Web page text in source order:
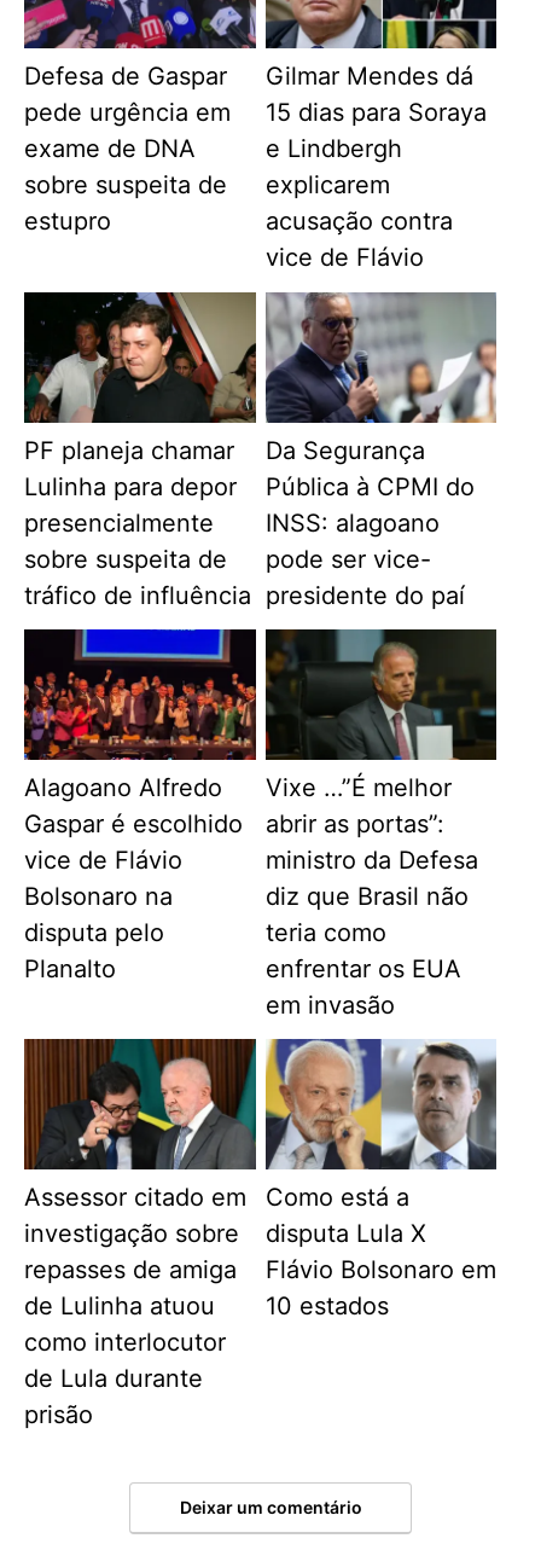
Defesa de Gaspar
pede urgência em
exame de DNA
sobre suspeita de
estupro
Gilmar Mendes dá
15 dias para Soraya
e Lindbergh
explicarem
acusação contra
vice de Flávio
PF planeja chamar
Lulinha para depor
presencialmente
sobre suspeita de
tráfico de influência
Da Segurança
Pública à CPMI do
INSS: alagoano
pode ser vice-
presidente do paí
Alagoano Alfredo
Gaspar é escolhido
vice de Flávio
Bolsonaro na
disputa pelo
Planalto
Vixe …”É melhor
abrir as portas”:
ministro da Defesa
diz que Brasil não
teria como
enfrentar os EUA
em invasão
Assessor citado em
investigação sobre
repasses de amiga
de Lulinha atuou
como interlocutor
de Lula durante
prisão
Como está a
disputa Lula X
Flávio Bolsonaro em
10 estados
Deixar um comentário